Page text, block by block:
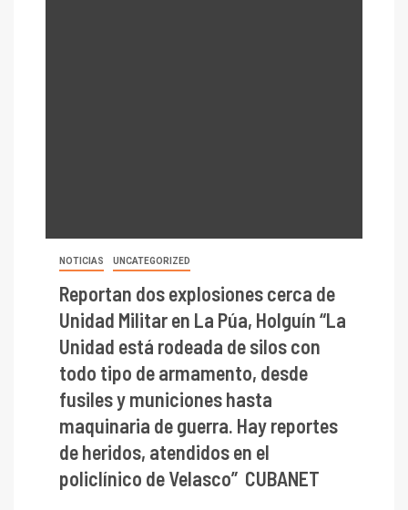
NOTICIAS UNCATEGORIZED
Reportan dos explosiones cerca de
Unidad Militar en La Púa, Holguín “La
Unidad está rodeada de silos con
todo tipo de armamento, desde
fusiles y municiones hasta
maquinaria de guerra. Hay reportes
de heridos, atendidos en el
policlínico de Velasco” CUBANET